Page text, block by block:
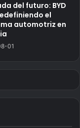
del futuro: BYD
el
automotriz en
01